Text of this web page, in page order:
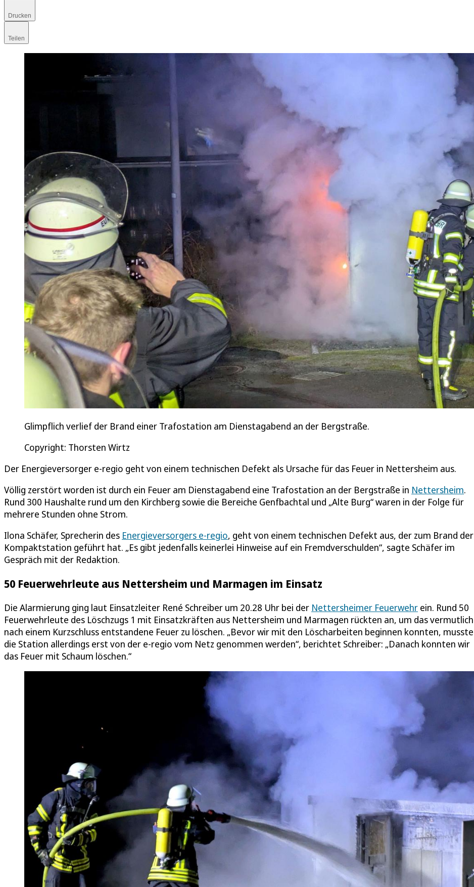
Drucken
Teilen
Glimpflich verlief der Brand einer Trafostation am Dienstagabend an der Bergstraße.
Copyright: Thorsten Wirtz
Der Energieversorger e-regio geht von einem technischen Defekt als Ursache für das Feuer in Nettersheim aus.
Völlig zerstört worden ist durch ein Feuer am Dienstagabend eine Trafostation an der Bergstraße in Nettersheim.
Rund 300 Haushalte rund um den Kirchberg sowie die Bereiche Genfbachtal und „Alte Burg“ waren in der Folge für
mehrere Stunden ohne Strom.
Ilona Schäfer, Sprecherin des Energieversorgers e-regio, geht von einem technischen Defekt aus, der zum Brand der
Kompaktstation geführt hat. „Es gibt jedenfalls keinerlei Hinweise auf ein Fremdverschulden“, sagte Schäfer im
Gespräch mit der Redaktion.
50 Feuerwehrleute aus Nettersheim und Marmagen im Einsatz
Die Alarmierung ging laut Einsatzleiter René Schreiber um 20.28 Uhr bei der Nettersheimer Feuerwehr ein. Rund 50
Feuerwehrleute des Löschzugs 1 mit Einsatzkräften aus Nettersheim und Marmagen rückten an, um das vermutlich
nach einem Kurzschluss entstandene Feuer zu löschen. „Bevor wir mit den Löscharbeiten beginnen konnten, musste
die Station allerdings erst von der e-regio vom Netz genommen werden“, berichtet Schreiber: „Danach konnten wir
das Feuer mit Schaum löschen.“